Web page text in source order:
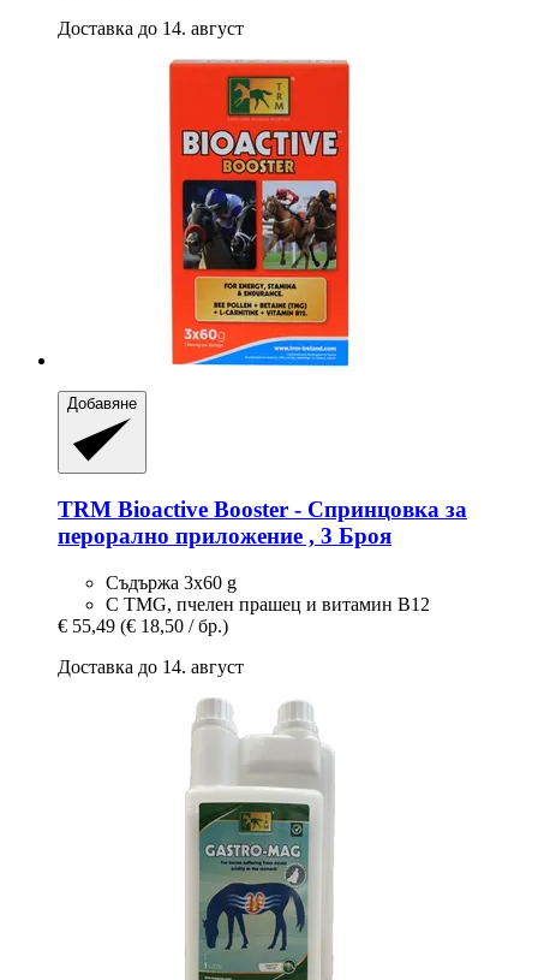
Доставка до 14. август
Добавяне
TRM Bioactive Booster -​ Спринцовка за
перорално приложение , 3 Броя
Съдържа 3x60 g
С TMG, пчелен прашец и витамин B12
€ 55,49 (€ 18,50 / бр.)
Доставка до 14. август